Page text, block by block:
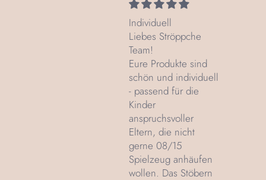
Individuell
Liebes Ströppche
Team!
Eure Produkte sind
schön und individuell
- passend für die
Kinder
anspruchsvoller
Eltern, die nicht
gerne 08/15
Spielzeug anhäufen
wollen. Das Stöbern